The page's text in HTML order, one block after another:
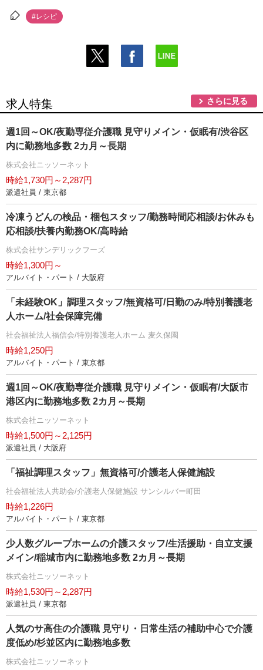
#レシピ
求人特集 さらに見る
週1回～OK/夜勤専従介護職 見守りメイン・仮眠有/渋谷区
内に勤務地多数 2カ月～長期
株式会社ニッソーネット
時給1,730円～2,287円
派遣社員 / 東京都
冷凍うどんの検品・梱包スタッフ/勤務時間応相談/お休みも
応相談/扶養内勤務OK/高時給
株式会社サンデリックフーズ
時給1,300円～
アルバイト・パート / 大阪府
「未経験OK」調理スタッフ/無資格可/日勤のみ/特別養護老
人ホーム/社会保障完備
社会福祉法人福信会/特別養護老人ホーム 麦久保園
時給1,250円
アルバイト・パート / 東京都
週1回～OK/夜勤専従介護職 見守りメイン・仮眠有/大阪市
港区内に勤務地多数 2カ月～長期
株式会社ニッソーネット
時給1,500円～2,125円
派遣社員 / 大阪府
「福祉調理スタッフ」無資格可/介護老人保健施設
社会福祉法人共助会/介護老人保健施設 サンシルバー町田
時給1,226円
アルバイト・パート / 東京都
少人数グループホームの介護スタッフ/生活援助・自立支援
メイン/稲城市内に勤務地多数 2カ月～長期
株式会社ニッソーネット
時給1,530円～2,287円
派遣社員 / 東京都
人気のサ高住の介護職 見守り・日常生活の補助中心で介護
度低め/杉並区内に勤務地多数
株式会社ニッソーネット